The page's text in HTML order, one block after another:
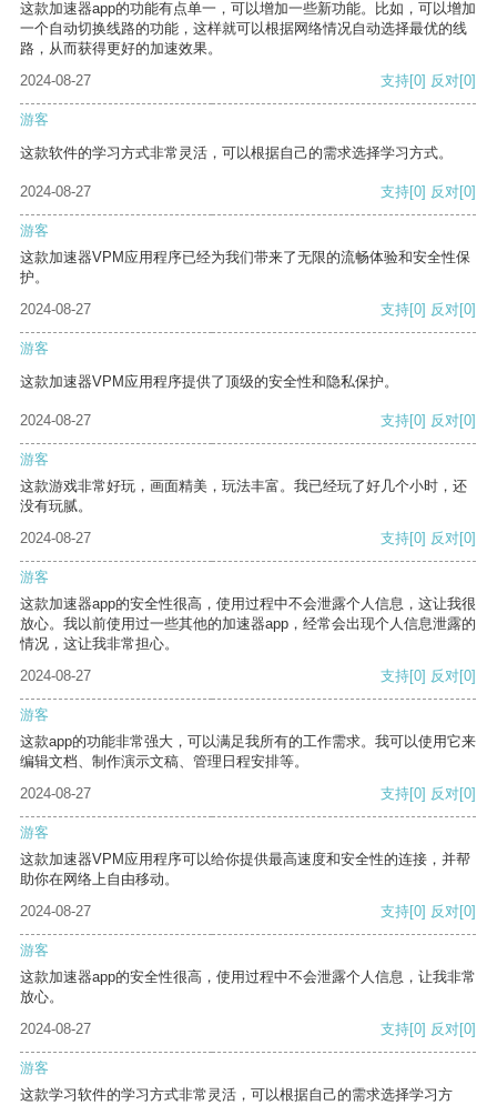
这款加速器app的功能有点单一，可以增加一些新功能。比如，可以增加
一个自动切换线路的功能，这样就可以根据网络情况自动选择最优的线
路，从而获得更好的加速效果。
2024-08-27
支持[0] 反对[0]
游客
这款软件的学习方式非常灵活，可以根据自己的需求选择学习方式。
2024-08-27 支持[0] 反对[0]
游客
这款加速器VPM应用程序已经为我们带来了无限的流畅体验和安全性保
护。
2024-08-27
支持[0] 反对[0]
游客
这款加速器VPM应用程序提供了顶级的安全性和隐私保护。
2024-08-27 支持[0] 反对[0]
游客
这款游戏非常好玩，画面精美，玩法丰富。我已经玩了好几个小时，还
没有玩腻。
2024-08-27
支持[0] 反对[0]
游客
这款加速器app的安全性很高，使用过程中不会泄露个人信息，这让我很
放心。我以前使用过一些其他的加速器app，经常会出现个人信息泄露的
情况，这让我非常担心。
2024-08-27
支持[0] 反对[0]
游客
这款app的功能非常强大，可以满足我所有的工作需求。我可以使用它来
编辑文档、制作演示文稿、管理日程安排等。
2024-08-27
支持[0] 反对[0]
游客
这款加速器VPM应用程序可以给你提供最高速度和安全性的连接，并帮
助你在网络上自由移动。
2024-08-27
支持[0] 反对[0]
游客
这款加速器app的安全性很高，使用过程中不会泄露个人信息，让我非常
放心。
2024-08-27
支持[0] 反对[0]
游客
这款学习软件的学习方式非常灵活，可以根据自己的需求选择学习方